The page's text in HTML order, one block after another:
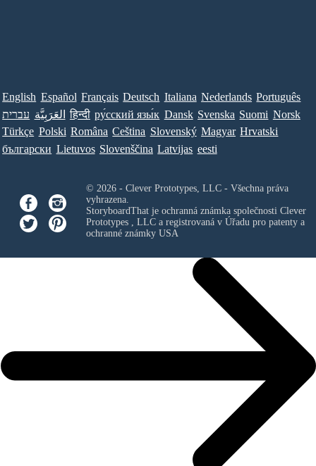
English Español Français Deutsch Italiana Nederlands Português
עברית العَرَبِيَّة हिन्दी ру́сский язы́к Dansk Svenska Suomi Norsk
Türkçe Polski Româna Ceština Slovenský Magyar Hrvatski
български Lietuvos Slovenščina Latvijas eesti
© 2026 - Clever Prototypes, LLC - Všechna práva
vyhrazena.
StoryboardThat je ochranná známka společnosti Clever
Prototypes , LLCa registrovaná v Úřadu pro patenty a
ochranné známky USA